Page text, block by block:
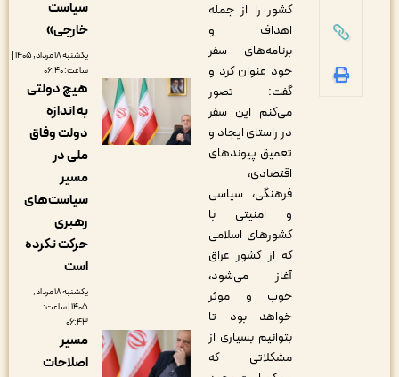
کشور را از جمله
اهداف و
برنامه‌های سفر
خود عنوان کرد و
گفت: تصور
می‌کنم این سفر
در راستای ایجاد و
تعمیق پیوندهای
اقتصادی،
فرهنگی، سیاسی
و امنیتی با
کشورهای اسلامی
که از کشور عراق
آغاز می‌شود،
خوب و موثر
خواهد بود تا
بتوانیم بسیاری از
مشکلاتی که
سیاست
خارجی»
یکشنبه ۱۸ مرداد, ۱۴۰۵ |
هیچ دولتی
به اندازه
دولت وفاق
سیاست‌های
حرکت نکرده
یکشنبه ۱۸ مرداد,
۱۴۰۵ | ساعت:
مسیر
اصلاحات